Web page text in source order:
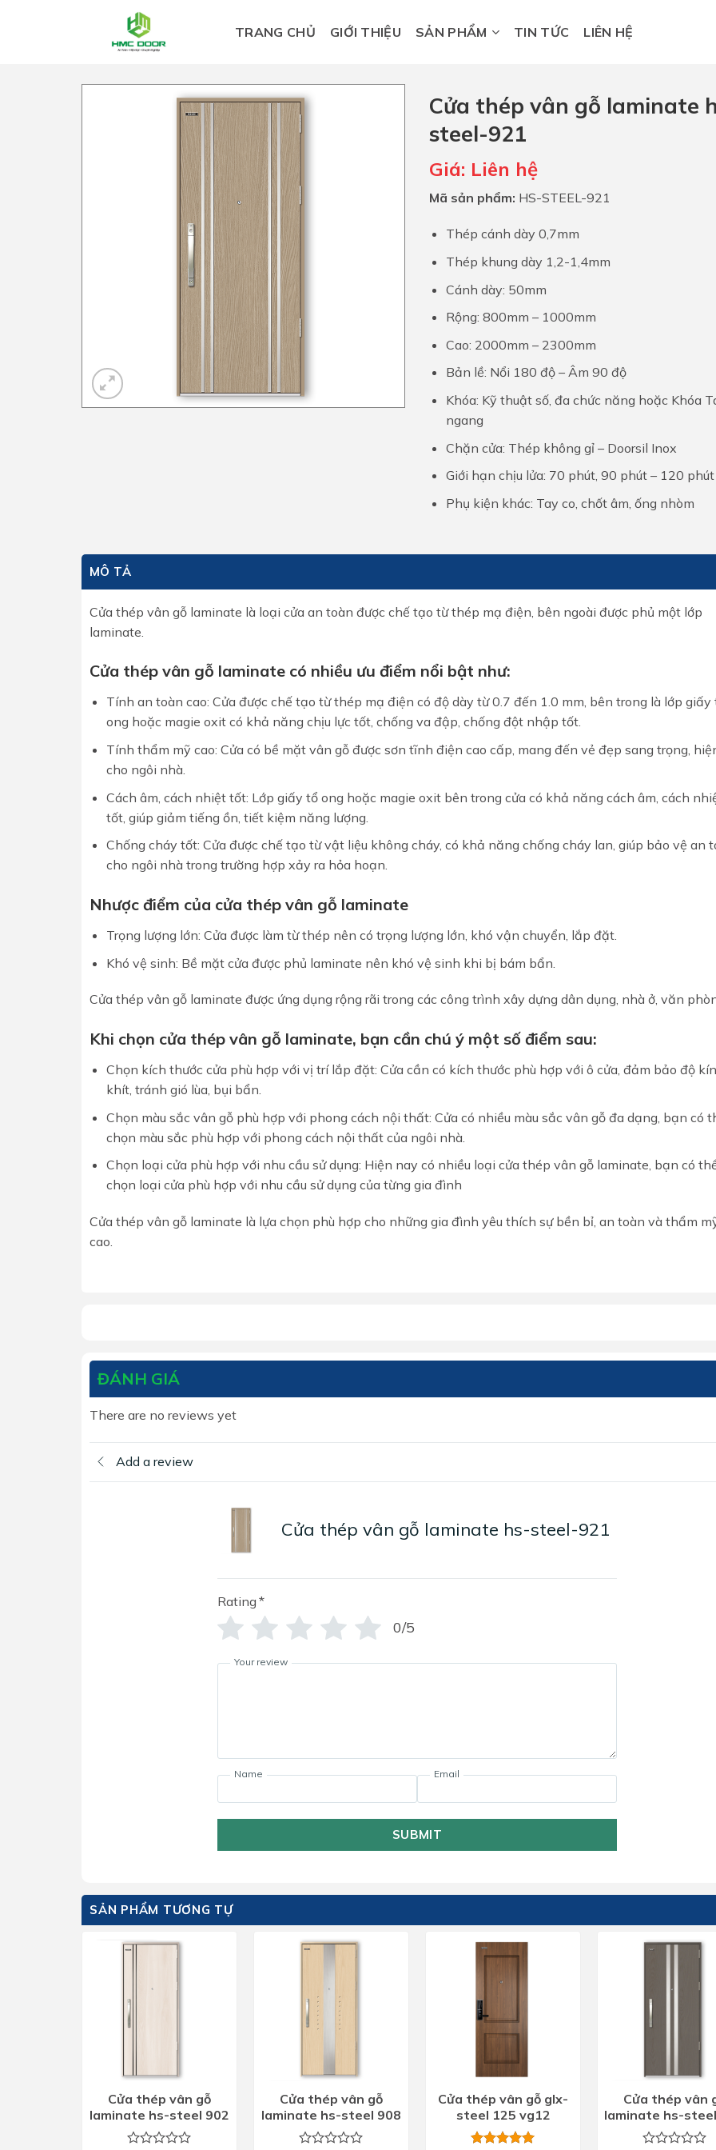
ĐẠC
TRANG CHỦ GIỚI THIỆU SẢN PHẨM TIN TỨC LIÊN HỆ
Cửa thép vân gỗ laminate
steel-921
Giá: Liên hệ
Mã sản phẩm: HS-STEEL-921
Thép cánh dày 0,7mm
Thép khung dày 1,2-1,4mm
Cánh dày: 50mm
Rộng: 800mm – 1000mm
Cao: 2000mm – 2300mm
Bản lề: Nổi 180 độ – Âm 90 độ
Khóa: Kỹ thuật số, đa chức năng hoặc Khóa
ngang
Chặn cửa: Thép không gỉ – Doorsil Inox
Giới hạn chịu lửa: 70 phút, 90 phút – 120 phút
Phụ kiện khác: Tay co, chốt âm, ống nhòm
MÔ TẢ
Cửa thép vân gỗ laminate là loại cửa an toàn được chế tạo từ thép mạ điện, bên ngoài được phủ một lớp
laminate.
Cửa thép vân gỗ laminate có nhiều ưu điểm nổi bật như:
Tính an toàn cao: Cửa được chế tạo từ thép mạ điện có độ dày từ 0.7 đến 1.0 mm, bên trong là lớp giấy
ong hoặc magie oxit có khả năng chịu lực tốt, chống va đập, chống đột nhập tốt.
Tính thẩm mỹ cao: Cửa có bề mặt vân gỗ được sơn tĩnh điện cao cấp, mang đến vẻ đẹp sang trọng,
cho ngôi nhà.
Cách âm, cách nhiệt tốt: Lớp giấy tổ ong hoặc magie oxit bên trong cửa có khả năng cách âm, cách
tốt, giúp giảm tiếng ồn, tiết kiệm năng lượng.
Chống cháy tốt: Cửa được chế tạo từ vật liệu không cháy, có khả năng chống cháy lan, giúp bảo vệ an
cho ngôi nhà trong trường hợp xảy ra hỏa hoạn.
Nhược điểm của cửa thép vân gỗ laminate
Trọng lượng lớn: Cửa được làm từ thép nên có trọng lượng lớn, khó vận chuyển, lắp đặt.
Khó vệ sinh: Bề mặt cửa được phủ laminate nên khó vệ sinh khi bị bám bẩn.
Cửa thép vân gỗ laminate được ứng dụng rộng rãi trong các công trình xây dựng dân dụng, nhà ở, văn
Khi chọn cửa thép vân gỗ laminate, bạn cần chú ý một số điểm sau:
Chọn kích thước cửa phù hợp với vị trí lắp đặt: Cửa cần có kích thước phù hợp với ô cửa, đảm bảo độ kín
khít, tránh gió lùa, bụi bẩn.
Chọn màu sắc vân gỗ phù hợp với phong cách nội thất: Cửa có nhiều màu sắc vân gỗ đa dạng, bạn có
chọn màu sắc phù hợp với phong cách nội thất của ngôi nhà.
Chọn loại cửa phù hợp với nhu cầu sử dụng: Hiện nay có nhiều loại cửa thép vân gỗ laminate, bạn có
chọn loại cửa phù hợp với nhu cầu sử dụng của từng gia đình
Cửa thép vân gỗ laminate là lựa chọn phù hợp cho những gia đình yêu thích sự bền bỉ, an toàn và thẩm
cao.
ĐÁNH GIÁ
There are no reviews yet
Add a review
Cửa thép vân gỗ laminate hs-steel-921
Rating *
0/5
Your review
Name Email
SUBMIT
SẢN PHẨM TƯƠNG TỰ
Cửa thép vân gỗ
laminate hs-steel 902
Cửa thép vân gỗ
laminate hs-steel 908
Cửa thép vân gỗ glx-
steel 125 vg12
Cửa thép vân
laminate hs-